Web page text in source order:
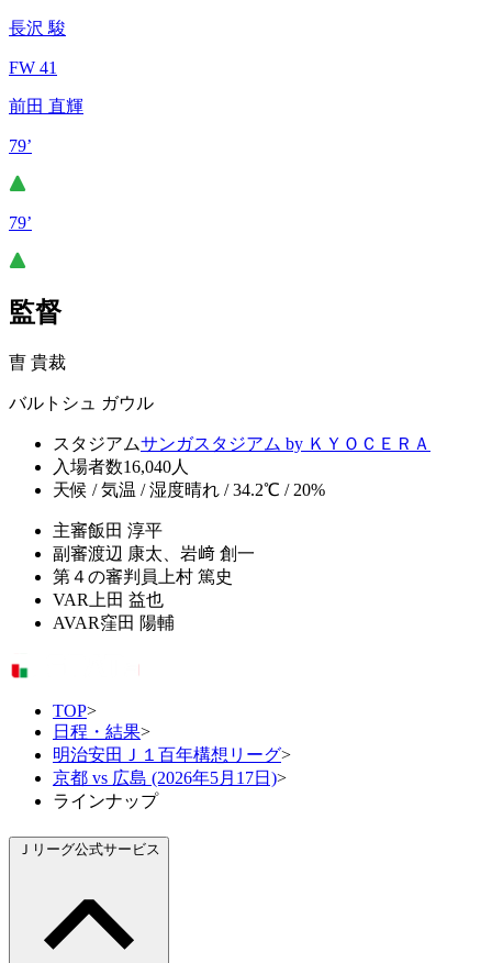
長沢 駿
FW 41
前田 直輝
79’
79’
監督
曺 貴裁
バルトシュ ガウル
スタジアムサンガスタジアム by ＫＹＯＣＥＲＡ
入場者数16,040人
天候 / 気温 / 湿度晴れ / 34.2℃ / 20%
主審飯田 淳平
副審渡辺 康太、岩﨑 創一
第４の審判員 上村 篤史
VAR 上田 益也
AVAR窪田 陽輔
TOP>
日程・結果>
明治安田Ｊ１百年構想リーグ>
京都 vs 広島 (2026年5月17日)>
ラインナップ
Ｊリーグ公式サービス